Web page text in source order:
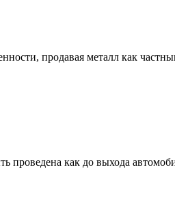
продавая металл как
как до выхода